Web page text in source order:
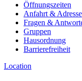
Öffnungszeiten
Anfahrt & Adresse
Fragen &
Gruppen
Hausordnung
Barrierefreiheit
Location